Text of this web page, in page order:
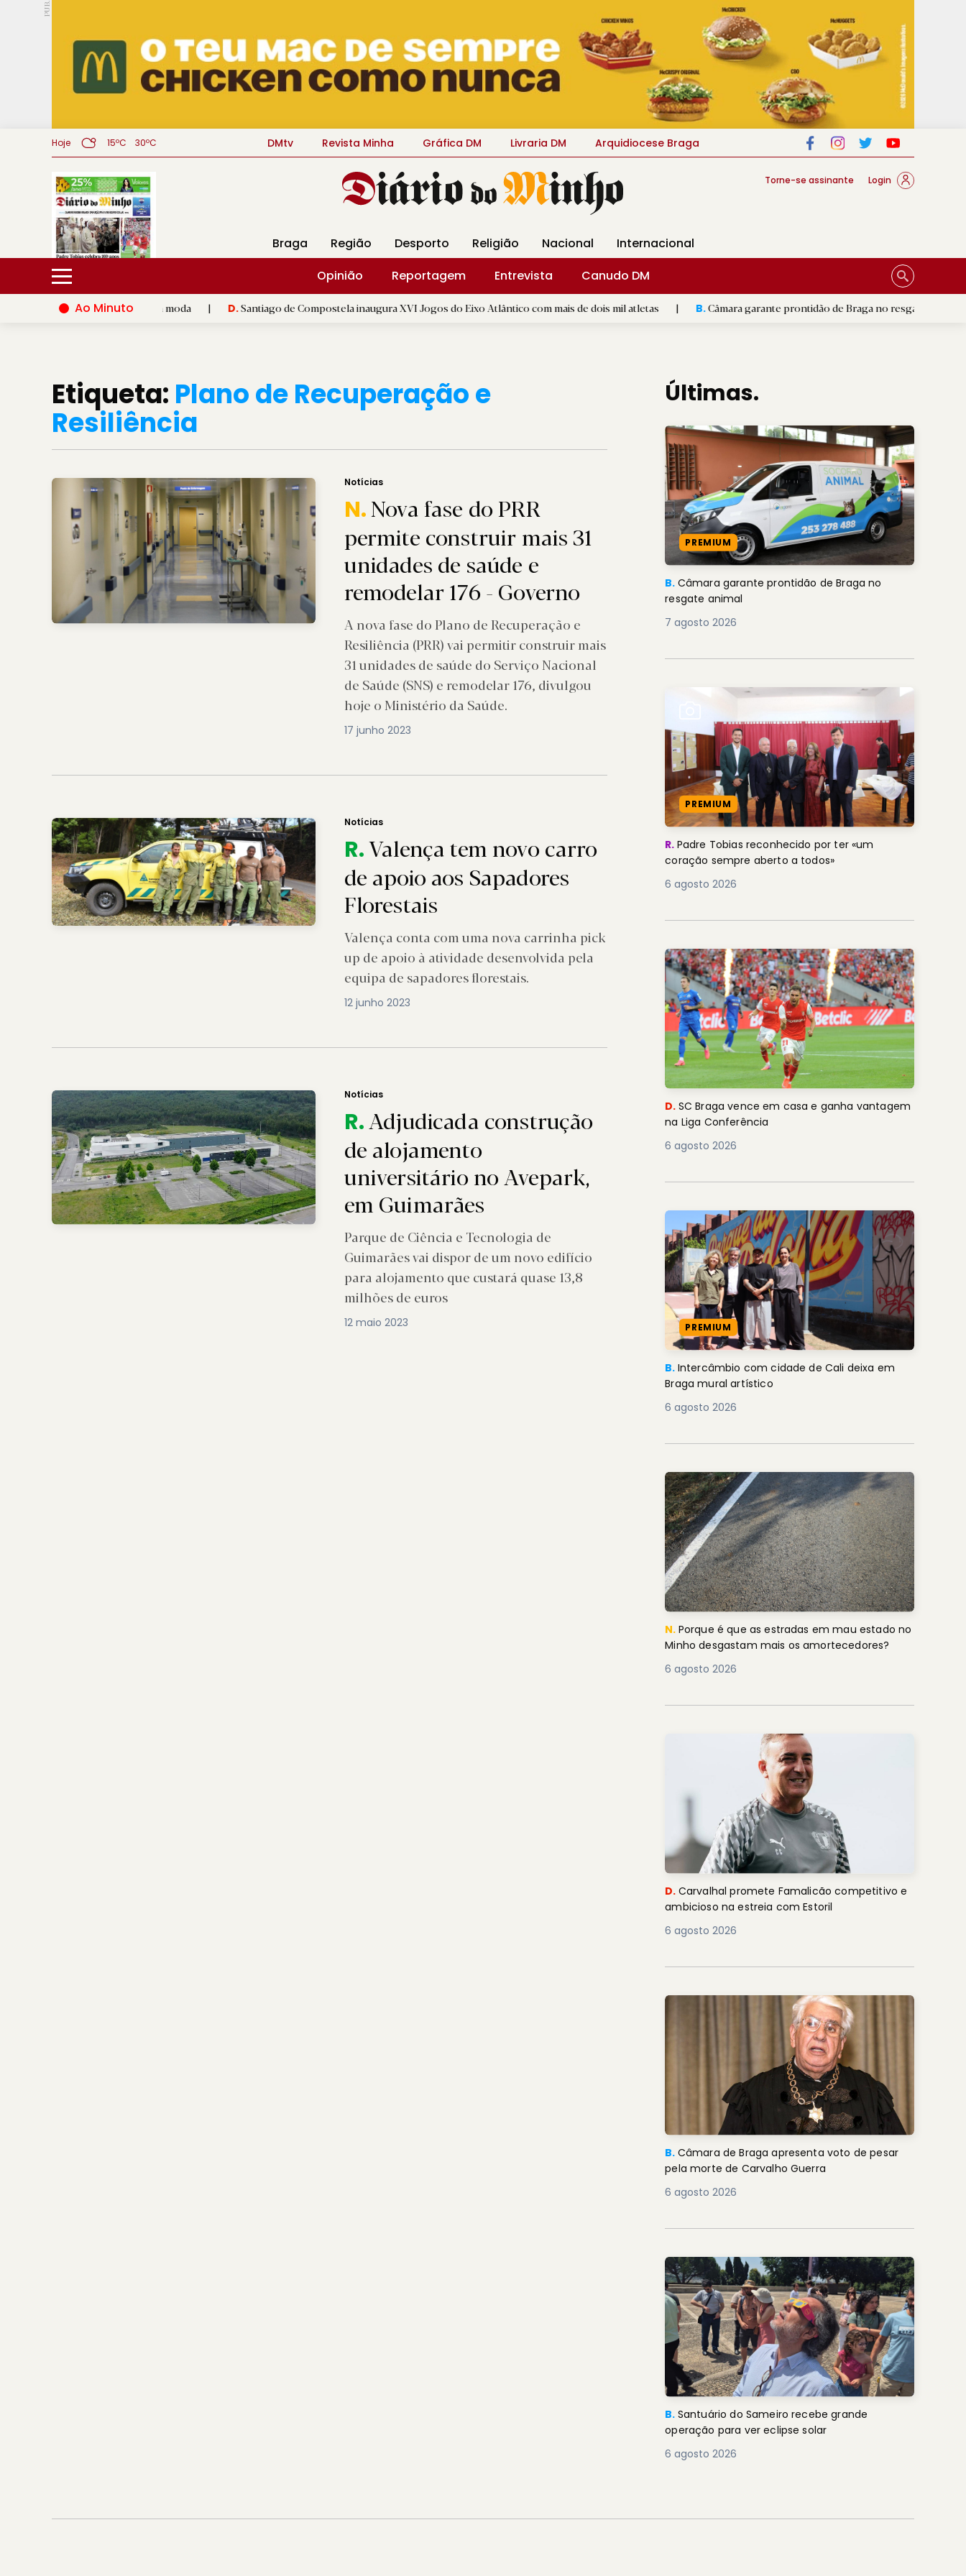
PUB.
Hoje 15ºC 30ºC DMtv Revista Minha Gráfica DM Livraria DM Arquidiocese Braga
Torne-se assinante Login
Braga Região Desporto Religião Nacional
Internacional
Opinião
Reportagem Entrevista
Canudo DM
Ao Minuto
do mundo da moda D.Santiago de Compostela inaugura XVI Jogos do Eixo Atlântico com mais de dois mil atletas | B.Câmara garante prontidão de Braga no resgate animal |
Etiqueta: Plano de Recuperação e
Resiliência
Notícias
N.Nova fase do PRR
permite construir mais 31
unidades de saúde e
remodelar 176 - Governo
A nova fase do Plano de Recuperação e
Resiliência (PRR) vai permitir construir mais
31 unidades de saúde do Serviço Nacional
de Saúde (SNS) e remodelar 176, divulgou
hoje o Ministério da Saúde.
17 junho 2023
Notícias
R.Valença tem novo carro
de apoio aos Sapadores
Florestais
Valença conta com uma nova carrinha pick
up de apoio à atividade desenvolvida pela
equipa de sapadores florestais.
12 junho 2023
Notícias
R.Adjudicada construção
de alojamento
universitário no Avepark,
em Guimarães
Parque de Ciência e Tecnologia de
Guimarães vai dispor de um novo edifício
para alojamento que custará quase 13,8
milhões de euros
12 maio 2023
Últimas.
PREMIUM
B. Câmara garante prontidão de Braga no
resgate animal
7 agosto 2026
PREMIUM
R. Padre Tobias reconhecido por ter «um
coração sempre aberto a todos»
6 agosto 2026
D. SC Braga vence em casa e ganha vantagem
na Liga Conferência
6 agosto 2026
PREMIUM
B. Intercâmbio com cidade de Cali deixa em
Braga mural artístico
6 agosto 2026
N. Porque é que as estradas em mau estado no
Minho desgastam mais os amortecedores?
6 agosto 2026
D. Carvalhal promete Famalicão competitivo e
ambicioso na estreia com Estoril
6 agosto 2026
B. Câmara de Braga apresenta voto de pesar
pela morte de Carvalho Guerra
6 agosto 2026
B. Santuário do Sameiro recebe grande
operação para ver eclipse solar
6 agosto 2026